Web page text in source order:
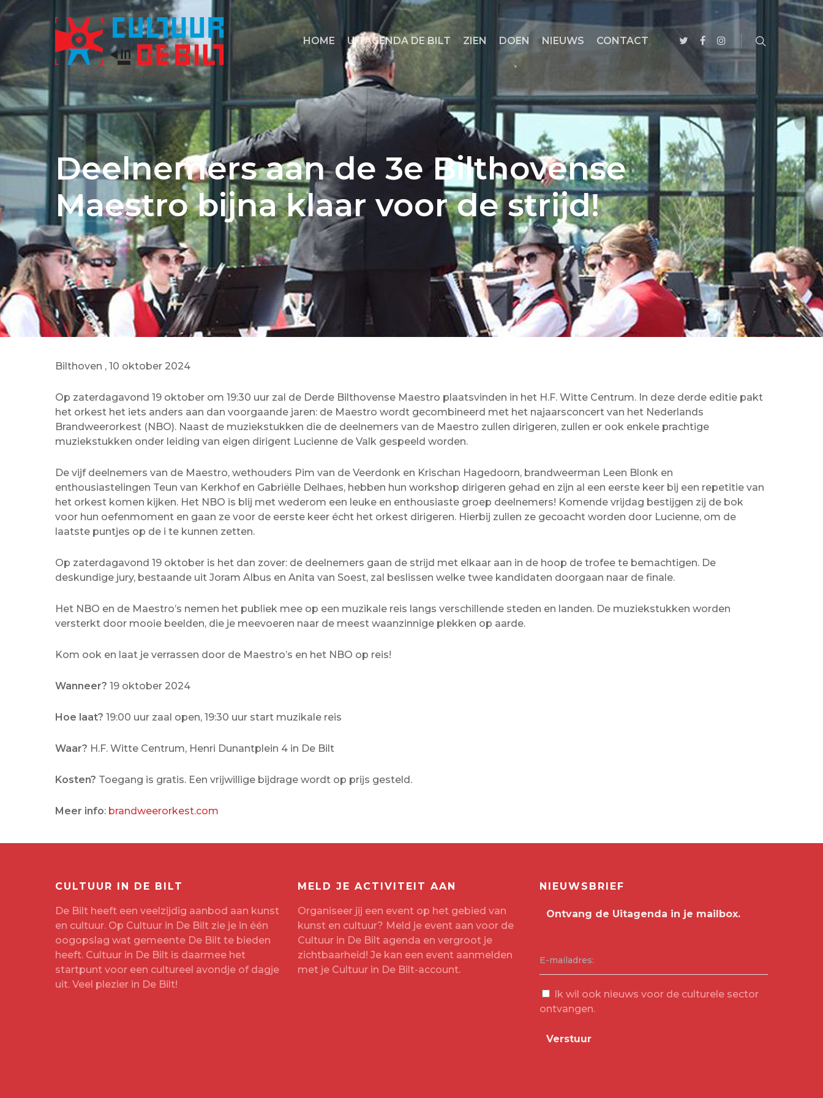
HOME UITAGENDA DE BILT ZIEN DOEN NIEUWS CONTACT
Deelnemers aan de 3e Bilthovense
Maestro bijna klaar voor de strijd!
Bilthoven , 10 oktober 2024
Op zaterdagavond 19 oktober om 19:30 uur zal de Derde Bilthovense Maestro plaatsvinden in het H.F. Witte Centrum. In deze derde editie pakt
het orkest het iets anders aan dan voorgaande jaren: de Maestro wordt gecombineerd met het najaarsconcert van het Nederlands
Brandweerorkest (NBO). Naast de muziekstukken die de deelnemers van de Maestro zullen dirigeren, zullen er ook enkele prachtige
muziekstukken onder leiding van eigen dirigent Lucienne de Valk gespeeld worden.
De vijf deelnemers van de Maestro, wethouders Pim van de Veerdonk en Krischan Hagedoorn, brandweerman Leen Blonk en
enthousiastelingen Teun van Kerkhof en Gabriëlle Delhaes, hebben hun workshop dirigeren gehad en zijn al een eerste keer bij een repetitie van
het orkest komen kijken. Het NBO is blij met wederom een leuke en enthousiaste groep deelnemers! Komende vrijdag bestijgen zij de bok
voor hun oefenmoment en gaan ze voor de eerste keer écht het orkest dirigeren. Hierbij zullen ze gecoacht worden door Lucienne, om de
laatste puntjes op de i te kunnen zetten.
Op zaterdagavond 19 oktober is het dan zover: de deelnemers gaan de strijd met elkaar aan in de hoop de trofee te bemachtigen. De
deskundige jury, bestaande uit Joram Albus en Anita van Soest, zal beslissen welke twee kandidaten doorgaan naar de finale.
Het NBO en de Maestro’s nemen het publiek mee op een muzikale reis langs verschillende steden en landen. De muziekstukken worden
versterkt door mooie beelden, die je meevoeren naar de meest waanzinnige plekken op aarde.
Kom ook en laat je verrassen door de Maestro’s en het NBO op reis!
Wanneer? 19 oktober 2024
Hoe laat? 19:00 uur zaal open, 19:30 uur start muzikale reis
Waar? H.F. Witte Centrum, Henri Dunantplein 4 in De Bilt
Kosten? Toegang is gratis. Een vrijwillige bijdrage wordt op prijs gesteld.
Meer info: brandweerorkest.com
CULTUUR IN DE BILT
De Bilt heeft een veelzijdig aanbod aan kunst
en cultuur. Op Cultuur in De Bilt zie je in één
oogopslag wat gemeente De Bilt te bieden
heeft. Cultuur in De Bilt is daarmee het
startpunt voor een cultureel avondje of dagje
uit. Veel plezier in De Bilt!
MELD JE ACTIVITEIT AAN
Organiseer jij een event op het gebied van
kunst en cultuur? Meld je event aan voor de
Cultuur in De Bilt agenda en vergroot je
zichtbaarheid! Je kan een event aanmelden
met je Cultuur in De Bilt-account.
NIEUWSBRIEF
E-mailadres:
Ik wil ook nieuws voor de culturele sector
ontvangen.